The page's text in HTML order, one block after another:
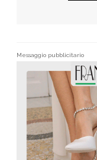
Messaggio pubblicitario